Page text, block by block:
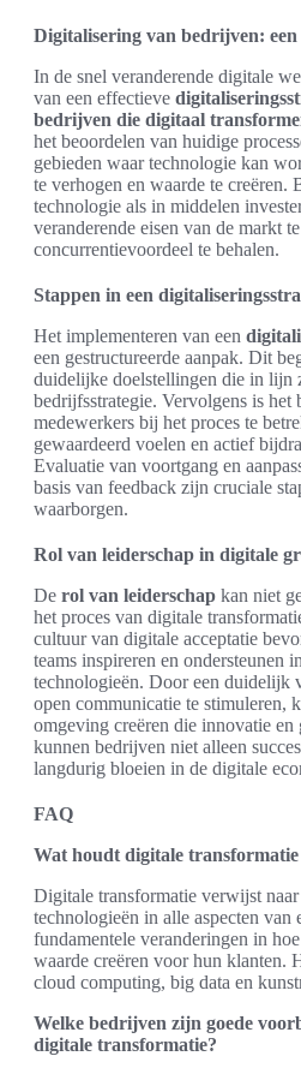
Digitalisering van bedrijven:
In de snel veranderende digitale
van een effectieve
bedrijven die digitaal
het beoordelen van huidige
gebieden waar technologie kan
te verhogen en waarde te creëren.
technologie als in middelen
veranderende eisen van de markt
concurrentievoordeel te behalen.
Stappen in een
Het implementeren van een
een gestructureerde aanpak. Dit
duidelijke doelstellingen die in lijn
bedrijfsstrategie. Vervolgens is het
medewerkers bij het proces te
gewaardeerd voelen en actief
Evaluatie van voortgang en
basis van feedback zijn cruciale
waarborgen.
Rol van leiderschap in digitale
De rol van leiderschap kan niet
het proces van digitale
cultuur van digitale acceptatie
teams inspireren en ondersteunen
technologieën. Door een duidelijk
open communicatie te stimuleren,
omgeving creëren die innovatie
kunnen bedrijven niet alleen
langdurig bloeien in de digitale
FAQ
Wat houdt digitale transformatie
Digitale transformatie verwijst
technologieën in alle aspecten
fundamentele veranderingen in
waarde creëren voor hun klanten.
cloud computing, big data en
Welke bedrijven zijn goede
digitale transformatie?